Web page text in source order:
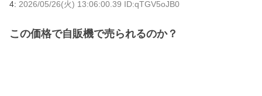
4: 2026/05/26(火) 13:06:00.39 ID:qTGV5oJB0
この価格で自販機で売られるのか？